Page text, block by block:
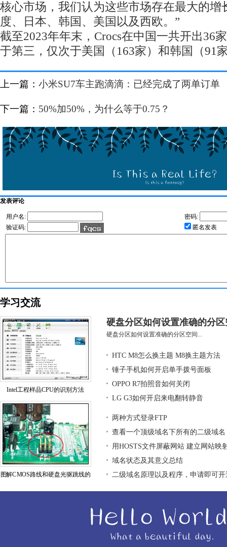
核心市场，我们认为这些市场存在最大的增
度、日本、韩国、美国以及西欧。”
截至2023年年末，Crocs在中国一共开出36
于第三，仅次于美国（163家）和韩国（91
上一篇： 小米SU7车主跑滴滴：已经完成了两单订单
下一篇： 50%加50%，为什么等于0.75？
发表评论
用户名:
密码:
验证码:
匿名发表
学习交流
Intel工程样品CPU的识别方法
图解CMOS路线和硬盘光驱跳线的
硬盘分区如何设置准确的分区
硬盘分区如何设置准确的分区空间...
HTC M8怎么换主题 M8换主题方法
锤子手机如何开启单手拨号面板
OPPO R7拍照音如何关闭
LG G3如何开启来电翻转静音
两种方式登录FTP
查看一个顶级域名下所有的二级域名
用HOSTS文件屏蔽网站 建立网站映
域名状态及其意义总结
二级域名原理以及程序，申请即可开